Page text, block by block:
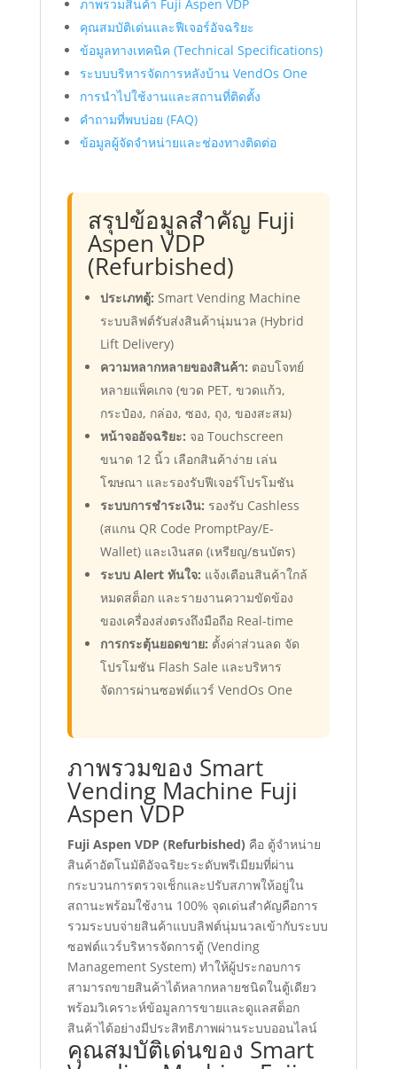
ภาพรวมสินค้า Fuji Aspen VDP
คุณสมบัติเด่นและฟีเจอร์อัจฉริยะ
ข้อมูลทางเทคนิค (Technical Specifications)
ระบบบริหารจัดการหลังบ้าน VendOs One
การนำไปใช้งานและสถานที่ติดตั้ง
คำถามที่พบบ่อย (FAQ)
ข้อมูลผู้จัดจำหน่ายและช่องทางติดต่อ
สรุปข้อมูลสำคัญ Fuji
Aspen VDP
(Refurbished)
ประเภทตู้: Smart Vending Machine
ระบบลิฟต์รับส่งสินค้านุ่มนวล (Hybrid
Lift Delivery)
ความหลากหลายของสินค้า: ตอบโจทย์
หลายแพ็คเกจ (ขวด PET, ขวดแก้ว,
กระป๋อง, กล่อง, ซอง, ถุง, ของสะสม)
หน้าจออัจฉริยะ: จอ Touchscreen
ขนาด 12 นิ้ว เลือกสินค้าง่าย เล่น
โฆษณา และรองรับฟีเจอร์โปรโมชัน
ระบบการชำระเงิน: รองรับ Cashless
(สแกน QR Code PromptPay/E-
Wallet) และเงินสด (เหรียญ/ธนบัตร)
ระบบ Alert ทันใจ: แจ้งเตือนสินค้าใกล้
หมดสต็อก และรายงานความขัดข้อง
ของเครื่องส่งตรงถึงมือถือ Real-time
การกระตุ้นยอดขาย: ตั้งค่าส่วนลด จัด
โปรโมชัน Flash Sale และบริหาร
จัดการผ่านซอฟต์แวร์ VendOs One
ภาพรวมของ Smart
Vending Machine Fuji
Aspen VDP
Fuji Aspen VDP (Refurbished) คือ ตู้จำหน่าย
สินค้าอัตโนมัติอัจฉริยะระดับพรีเมียมที่ผ่าน
กระบวนการตรวจเช็กและปรับสภาพให้อยู่ใน
สถานะพร้อมใช้งาน 100% จุดเด่นสำคัญคือการ
รวมระบบจ่ายสินค้าแบบลิฟต์นุ่มนวลเข้ากับระบบ
ซอฟต์แวร์บริหารจัดการตู้ (Vending
Management System) ทำให้ผู้ประกอบการ
สามารถขายสินค้าได้หลากหลายชนิดในตู้เดียว
พร้อมวิเคราะห์ข้อมูลการขายและดูแลสต็อก
สินค้าได้อย่างมีประสิทธิภาพผ่านระบบออนไลน์
คุณสมบัติเด่นของ Smart